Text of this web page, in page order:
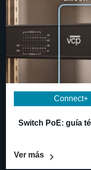
Connect+
Switch PoE: guía
Ver más